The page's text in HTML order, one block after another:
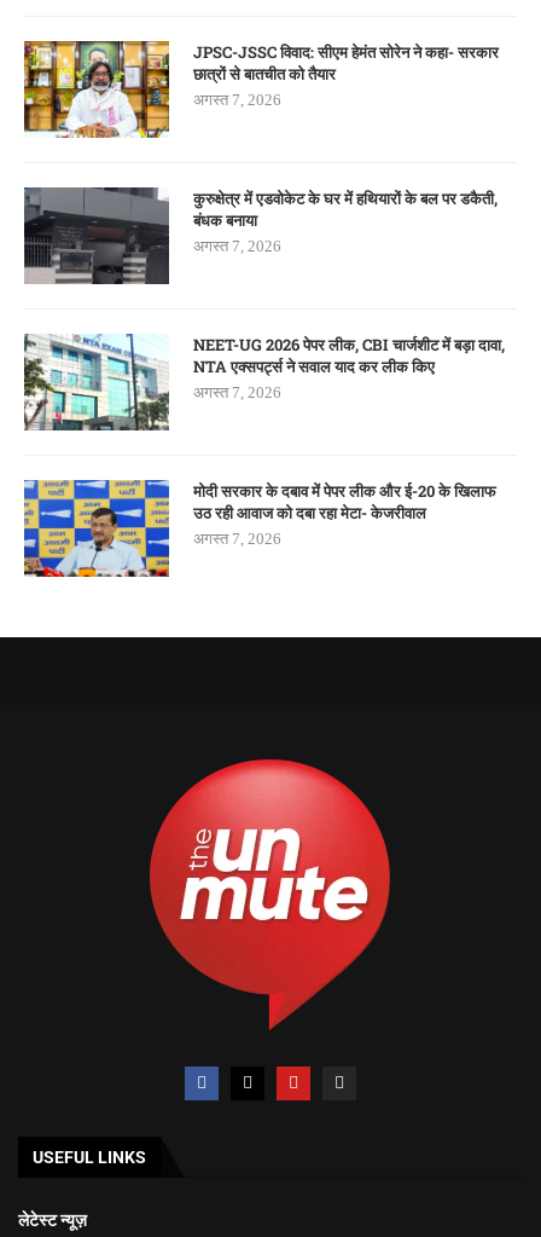
JPSC-JSSC विवाद: सीएम हेमंत सोरेन ने कहा- सरकार
छात्रों से बातचीत को तैयार
अगस्त 7, 2026
कुरुक्षेत्र में एडवोकेट के घर में हथियारों के बल पर डकैती,
बंधक बनाया
अगस्त 7, 2026
NEET-UG 2026 पेपर लीक, CBI चार्जशीट में बड़ा दावा,
NTA एक्सपर्ट्स ने सवाल याद कर लीक किए
अगस्त 7, 2026
मोदी सरकार के दबाव में पेपर लीक और ई-20 के खिलाफ
उठ रही आवाज को दबा रहा मेटा- केजरीवाल
अगस्त 7, 2026
USEFUL LINKS
लेटेस्ट न्यूज़